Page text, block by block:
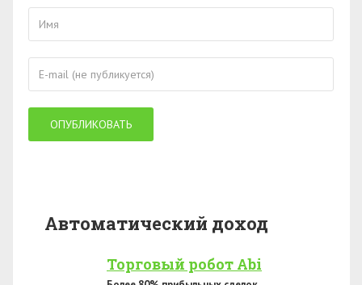
Автоматический доход
Торговый робот Abi